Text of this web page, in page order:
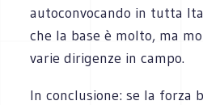
autoconvocando in tutta
che la base è molto, ma
varie dirigenze in campo.
In conclusione: se la forza